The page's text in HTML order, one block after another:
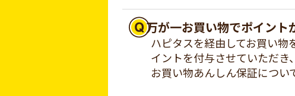
万が一お買い物でポイント
ハピタスを経由してお買い
イントを付与させていただき
お買い物あんしん保証につい